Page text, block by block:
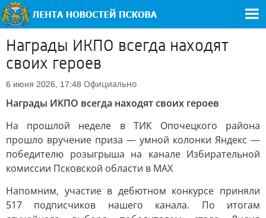
Награды ИКПО всегда находят
своих героев
6 июня 2026, 17:48 Официально
Награды ИКПО всегда находят своих героев
На прошлой неделе в ТИК Опочецкого района
прошло вручение приза — умной колонки Яндекс —
победителю розыгрыша на канале Избирательной
комиссии Псковской области в MAX
Напомним, участие в дебютном конкурсе приняли
517 подписчиков нашего канала. По итогам